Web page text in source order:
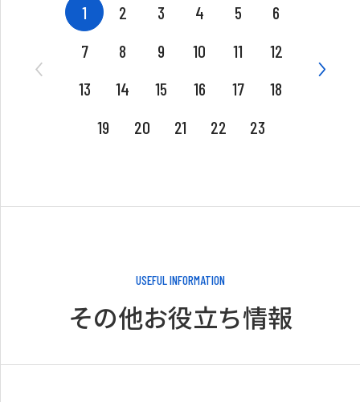
1 2 3 4 5
6
7
8 9 10 11
12
13
14 15 16 17
18
19
20 21 22 23
USEFUL INFORMATION
その他お役立ち情報